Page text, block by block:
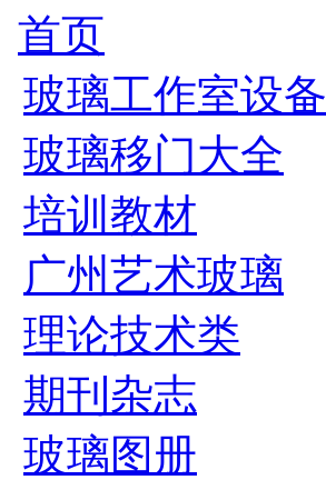
首页
玻璃工作室设备
玻璃移门大全
培训教材
广州艺术玻璃
理论技术类
期刊杂志
玻璃图册